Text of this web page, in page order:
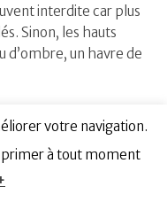
interdite car plus
Sinon, les hauts
d’ombre, un havre de
votre navigation.
à tout moment